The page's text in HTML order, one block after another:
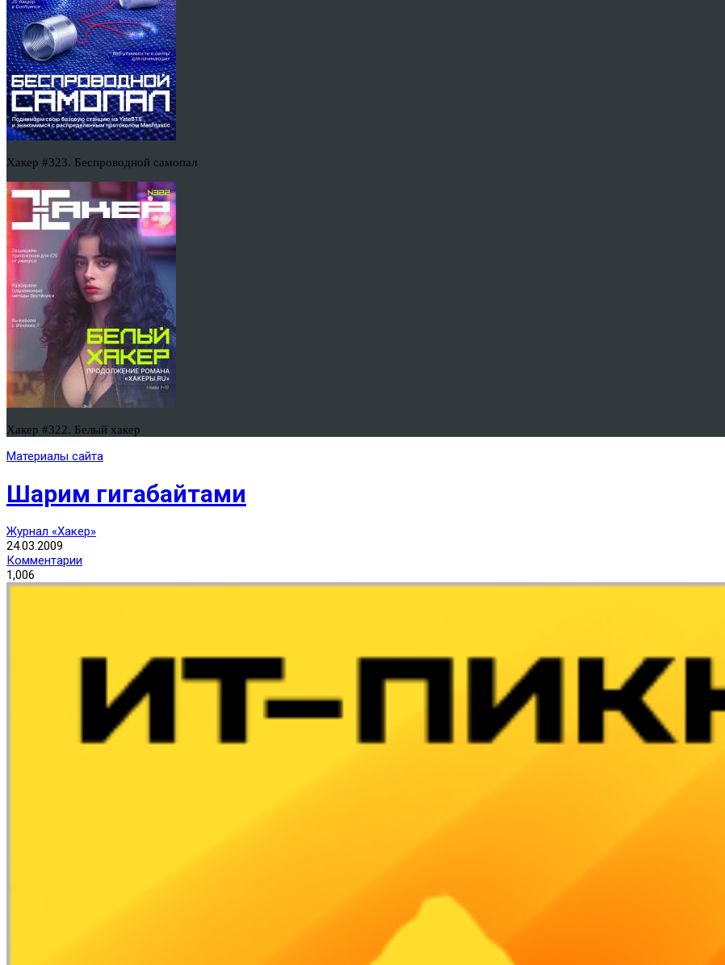
Хакер #323. Беспроводной самопал
Хакер #322. Белый хакер
Материалы сайта
Шарим гигабайтами
Журнал «Хакер»
24.03.2009
Комментарии
1,006